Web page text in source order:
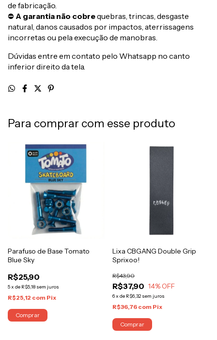
de fabricação.
⛔ A garantia não cobrequebras, trincas, desgaste
natural, danos causados por impactos, aterrissagens
incorretas ou pela execução de manobras.
Dúvidas entre em contato pelo Whatsapp no canto
inferior direito da tela.
Para comprar com esse produto
Parafuso de Base Tomato
Blue Sky
R$25,90
5x de R$5,18 sem juros
R$25,12 com Pix
Lixa CBGANG Double Grip
Sprixoo!
R$37,90
R$43,90
14% OFF
6x de R$6,32 sem juros
R$36,76 com Pix
Comprar